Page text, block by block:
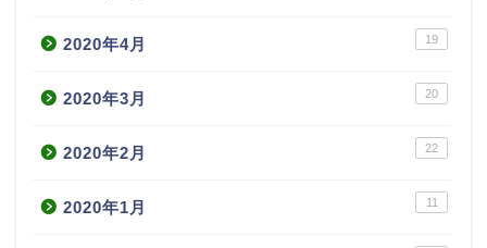
2020年4月 19
2020年3月 20
2020年2月 22
2020年1月 11